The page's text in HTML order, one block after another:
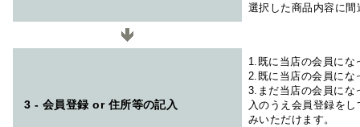
選択した商品内容に
3 - 会員登録 or 住所等の記入
1.既に当店の会員にな
2.既に当店の会員にな
3.まだ当店の会員にな
入のうえ会員登録を
みいただけます。